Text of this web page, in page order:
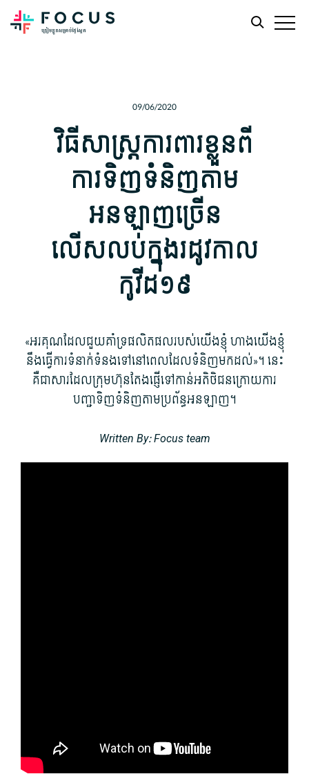
09/06/2020
វិធីសាស្ត្រ​ការពារ​ខ្លួន​ពី​
ការ​ទិញ​ទំនិញ​តាម​
អនឡាញ​ច្រើន​
លើសលប់​ក្នុង​រដូវកាល​
កូវីដ​១៩
«អរគុណ​ដែល​ជួយ​គាំទ្រ​ផលិតផល​របស់​យើង​ខ្ញុំ ហាង​យើង​ខ្ញុំ​
នឹង​ធ្វើការ​ទំនាក់ទំនង​ទៅ​នៅពេល​ដែល​ទំនិញ​មកដល់»។ នេះ​
គឺជា​សារ​ដែល​ក្រុមហ៊ុន​តែង​ផ្ញើ​ទៅកាន់​អតិថិជន​ក្រោយ​ការ​
បញ្ជាទិញ​ទំនិញ​តាម​ប្រព័ន្ធ​អនឡាញ។
Written By: Focus team